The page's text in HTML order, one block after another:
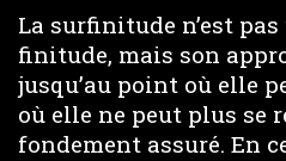
La surfinitude n’est
finitude, mais son
jusqu’au point où elle
où elle ne peut plus se
fondement assuré. En